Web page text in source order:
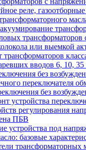
реле,
или выемкой
вводов 6, 10,
без
переключателя
без
устройства
регулирования
ПБВ
устройства под
базовые
трансформаторных